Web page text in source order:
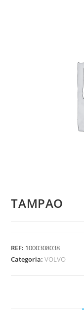
TAMPAO
REF: 1000308038
Categoria:VOLVO